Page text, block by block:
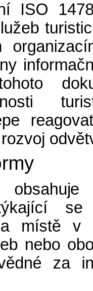
ISO
se
místě v
nebo
za